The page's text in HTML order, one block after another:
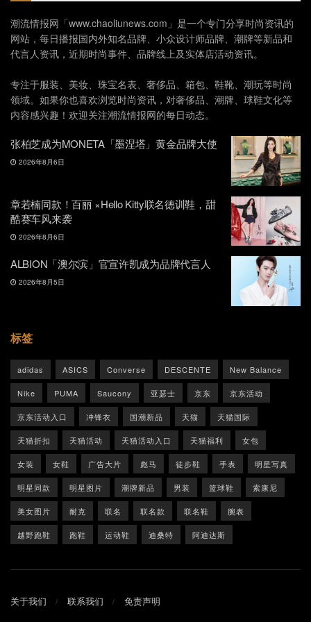
潮流情报网「www.chaoliunews.com」是一个专门分享时尚资讯的
网站，每日播报国内外知名品牌、小众设计师品牌、潮牌等新品和
代言人资讯，近期时尚事件、品牌线上及实体店活动资讯。
专注于服装、美妆、珠宝名表、奢侈品、箱包、鞋靴、潮玩等时尚
领域。如果你也喜欢浏览时尚资讯，对奢侈品、潮牌、球鞋文化等
内容感兴趣！欢迎关注潮流情报网的每日动态。
张柏芝成为MONETA「墨涅塔」黄金品牌大使
2026年8月6日
章若楠同款！百丽 ×Hello Kitty联名德训鞋，甜
酷赛车风来袭
2026年8月6日
ALBION「澳尔滨」官宣许凯成为品牌代言人
2026年8月5日
标签
adidas ASICS Converse DESCENTE New Balance
Nike PUMA Saucony 亚瑟士 京东 京东活动
京东活动入口 冲锋衣 国潮新品 天猫 天猫国际
天猫折扣 天猫活动 天猫活动入口 天猫福利 女包
女装 女鞋 广告大片 彪马 徒步鞋 手表 明星写真
明星同款 明星图片 潮牌新品 男装 篮球鞋 索康尼
美女图片 耐克 联名 联名款 联名鞋 腕表
越野跑鞋 跑鞋 运动鞋 迪桑特 阿迪达斯
关于我们 联系我们 免责声明